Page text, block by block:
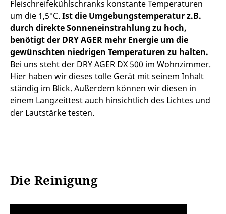
Fleischreifekühlschranks konstante Temperaturen
um die 1,5°C. Ist die Umgebungstemperatur z.B.
durch direkte Sonneneinstrahlung zu hoch,
benötigt der DRY AGER mehr Energie um die
gewünschten niedrigen Temperaturen zu halten.
Bei uns steht der DRY AGER DX 500 im Wohnzimmer.
Hier haben wir dieses tolle Gerät mit seinem Inhalt
ständig im Blick. Außerdem können wir diesen in
einem Langzeittest auch hinsichtlich des Lichtes und
der Lautstärke testen.
Die Reinigung